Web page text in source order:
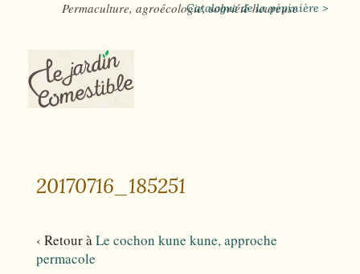
Permaculture, agroécologie, sobriété heureuse
Catalogue de la pépinière >
20170716_185251
‹ Retour àLe cochon kune kune, approche
permacole